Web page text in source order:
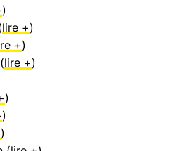
)
lire +)
+)
lire +)
)
)
)